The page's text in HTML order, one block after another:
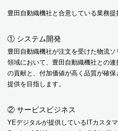
豊田自動織機社と合意している業務提
① システム開発
豊田自動織機社が注文を受けた物流
領域において、豊田自動織機社との
の貢献と、付加価値が高く品質が確
提供を目指します。
② サービスビジネス
YEデジタルが提供しているITカスタ